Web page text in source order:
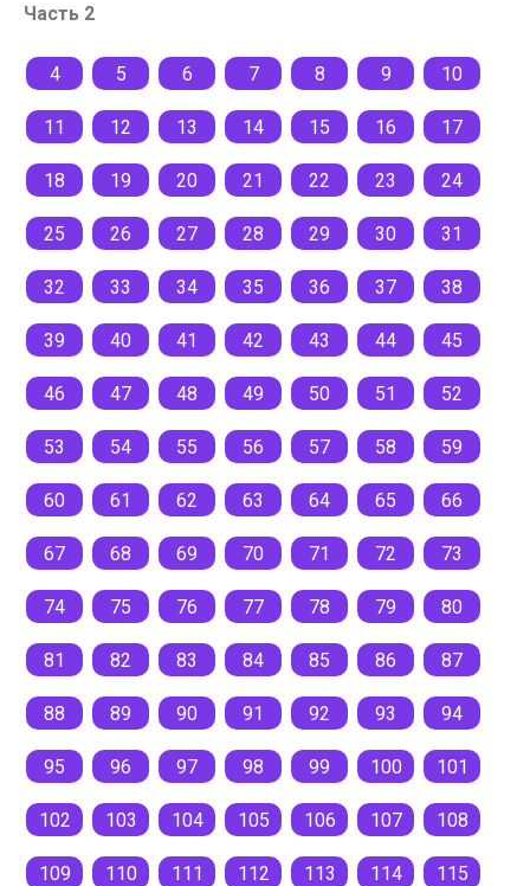
Часть 2
4 5 6 7 8 9 10
11 12 13 14 15 16 17
18 19 20 21 22 23 24
25 26 27 28 29 30 31
32 33 34 35 36 37 38
39 40 41 42 43 44 45
46 47 48 49 50 51 52
53 54 55 56 57 58 59
60 61 62 63 64 65 66
67 68 69 70 71 72 73
74 75 76 77 78 79 80
81 82 83 84 85 86 87
88 89 90 91 92 93 94
95 96 97 98 99 100 101
102 103 104 105 106 107 108
109 110 111 112 113 114 115